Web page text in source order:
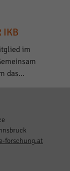
IKB
im
das…
forschung.at